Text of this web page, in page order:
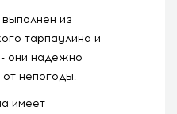
из
тарпаулина и
они надежно
непогоды.
имеет